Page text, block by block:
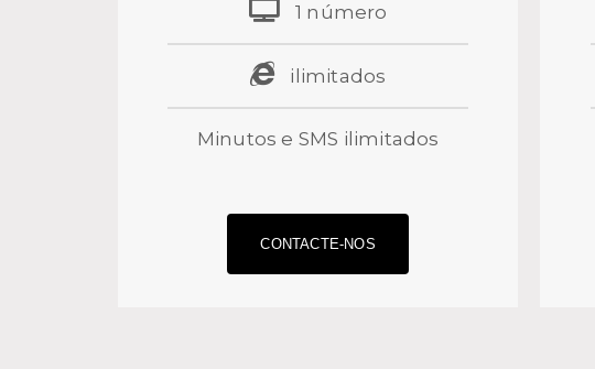
1 número
ilimitados
Minutos e SMS ilimitados
CONTACTE-NOS